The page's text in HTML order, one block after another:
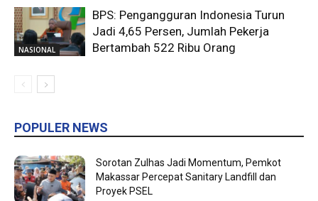
NASIONAL
BPS: Pengangguran Indonesia Turun
Jadi 4,65 Persen, Jumlah Pekerja
Bertambah 522 Ribu Orang
POPULER NEWS
Sorotan Zulhas Jadi Momentum, Pemkot
Makassar Percepat Sanitary Landfill dan
Proyek PSEL